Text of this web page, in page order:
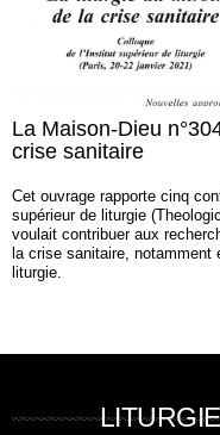
La Maison-Dieu
crise sanitaire
Cet ouvrage rapporte cinq
supérieur de liturgie
voulait contribuer aux
la crise sanitaire,
liturgie.